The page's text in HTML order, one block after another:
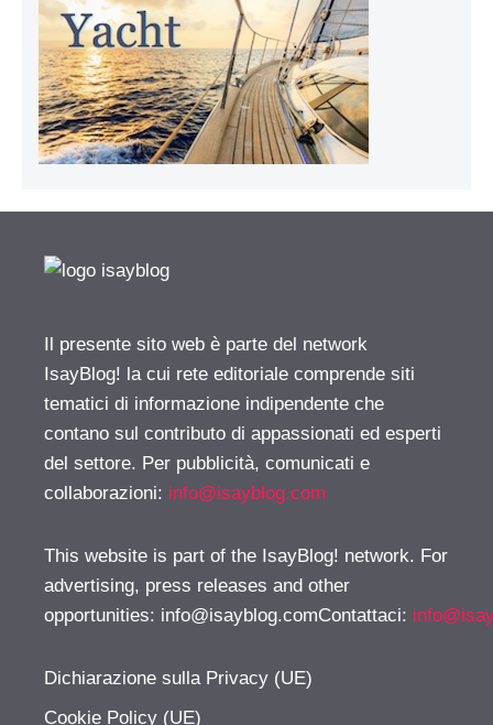
Il presente sito web è parte del network
IsayBlog! la cui rete editoriale comprende siti
tematici di informazione indipendente che
contano sul contributo di appassionati ed esperti
del settore. Per pubblicità, comunicati e
collaborazioni: info@isayblog.com
This website is part of the IsayBlog! network. For
advertising, press releases and other
opportunities: info@isayblog.comContattaci:
Dichiarazione sulla Privacy (UE)
Cookie Policy (UE)